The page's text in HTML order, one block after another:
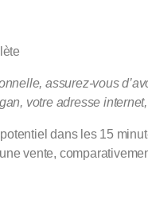
assurez-vous
votre adresse
dans les 15
vente,